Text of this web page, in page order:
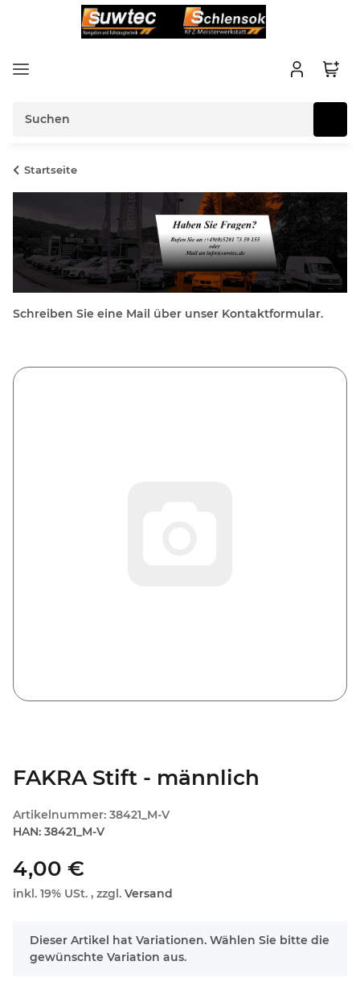
Startseite
Schreiben Sie eine Mail über unser Kontaktformular.
FAKRA Stift - männlich
Artikelnummer: 38421_M-V
HAN: 38421_M-V
4,00 €
inkl. 19% USt. , zzgl. Versand
x
Dieser Artikel hat Variationen. Wählen Sie bitte die
gewünschte Variation aus.